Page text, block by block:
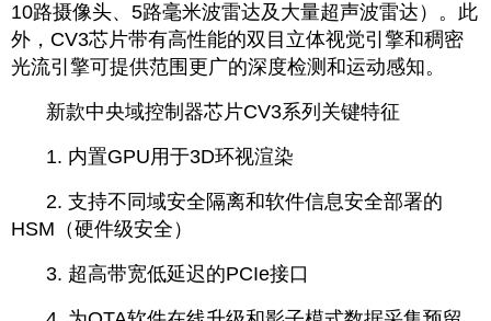
10路摄像头、5路毫米波雷达及大量超声波雷达）。此
外，CV3芯片带有高性能的双目立体视觉引擎和稠密
光流引擎可提供范围更广的深度检测和运动感知。
新款中央域控制器芯片CV3系列关键特征
1. 内置GPU用于3D环视渲染
2. 支持不同域安全隔离和软件信息安全部署的
HSM（硬件级安全）
3. 超高带宽低延迟的PCIe接口